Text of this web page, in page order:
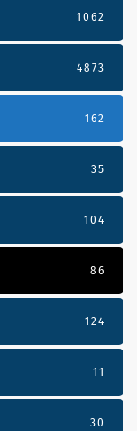
1062
4873
162
35
104
86
124
11
30